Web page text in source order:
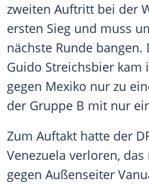
zweiten Auftritt bei der
ersten Sieg und muss
nächste Runde bangen.
Guido Streichsbier kam
gegen Mexiko nur zu
der Gruppe B mit nur
Zum Auftakt hatte der
Venezuela verloren,
gegen Außenseiter